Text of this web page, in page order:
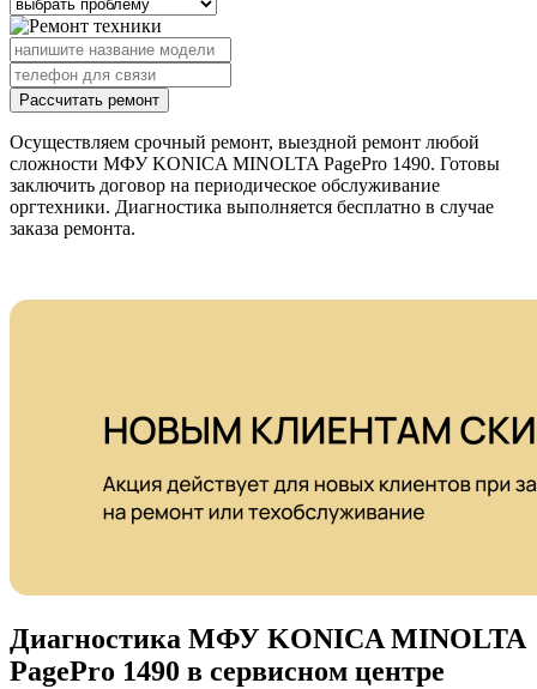
Рассчитать ремонт
Осуществляем срочный ремонт, выездной ремонт любой
сложности МФУ KONICA MINOLTA PagePro 1490. Готовы
заключить договор на периодическое обслуживание
оргтехники. Диагностика выполняется бесплатно в случае
заказа ремонта.
Диагностика МФУ KONICA MINOLTA
PagePro 1490 в сервисном центре